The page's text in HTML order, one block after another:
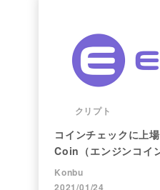
クリプト
コインチェックに上
Coin（エンジンコイ
Konbu
2021/01/24